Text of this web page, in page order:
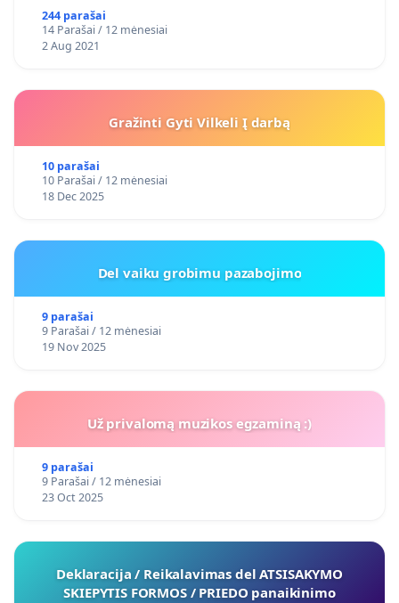
244 parašai
14 Parašai / 12 mėnesiai
2 Aug 2021
Gražinti Gyti Vilkeli Į darbą
10 parašai
10 Parašai / 12 mėnesiai
18 Dec 2025
Del vaiku grobimu pazabojimo
9 parašai
9 Parašai / 12 mėnesiai
19 Nov 2025
Už privalomą muzikos egzaminą :)
9 parašai
9 Parašai / 12 mėnesiai
23 Oct 2025
Deklaracija / Reikalavimas del ATSISAKYMO
SKIEPYTIS FORMOS / PRIEDO panaikinimo